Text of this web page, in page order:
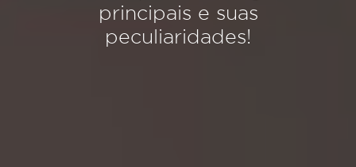
principais e suas
peculiaridades!